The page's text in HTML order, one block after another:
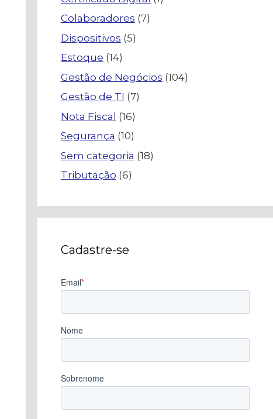
Colaboradores (7)
Dispositivos (5)
Estoque (14)
Gestão de Negócios (104)
Gestão de TI (7)
Nota Fiscal (16)
Segurança (10)
Sem categoria (18)
Tributação (6)
Cadastre-se